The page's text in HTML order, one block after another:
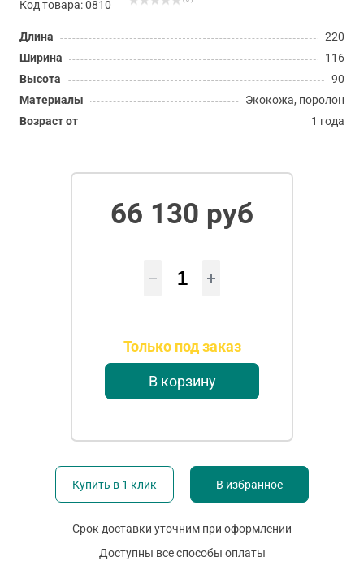
Код товара: 0810
Длина
220
Ширина
116
Высота
90
Материалы
Экокожа, поролон
Возраст от
1 года
66 130 руб
Только под заказ
В корзину
Купить в 1 клик В избранное
Срок доставки уточним при оформлении
Доступны все способы оплаты